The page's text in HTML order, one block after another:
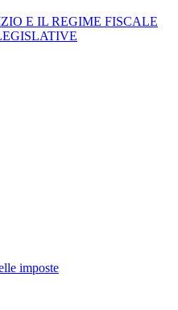
E IL REGIME FISCALE
imposte